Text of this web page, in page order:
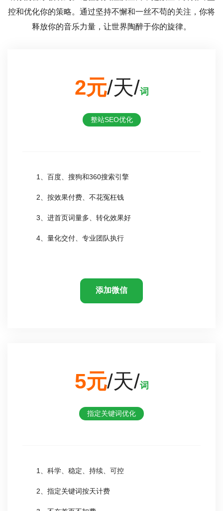
控和优化你的策略。通过坚持不懈和一丝不苟的关注，你将
释放你的音乐力量，让世界陶醉于你的旋律。
2元/天/词
整站SEO优化
1、百度、搜狗和360搜索引擎
2、按效果付费、不花冤枉钱
3、进首页词量多、转化效果好
4、量化交付、专业团队执行
添加微信
5元/天/词
指定关键词优化
1、科学、稳定、持续、可控
2、指定关键词按天计费